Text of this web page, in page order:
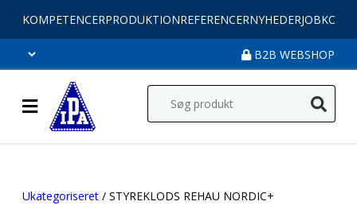
KOMPETENCERPRODUKTIONREFERENCERNYHEDERJOB
B2B WEBSHOP
Ukategoriseret / STYREKLODS REHAU NORDIC+